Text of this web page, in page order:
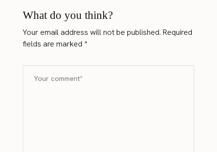
What do you think?
Your email address will not be published. Required
fields are marked*